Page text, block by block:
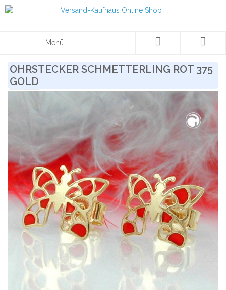
Menü
OHRSTECKER SCHMETTERLING ROT 375
GOLD